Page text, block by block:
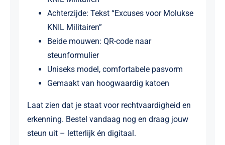
Achterzijde: Tekst “Excuses voor Molukse
KNIL Militairen”
Beide mouwen: QR-code naar
steunformulier
Uniseks model, comfortabele pasvorm
Gemaakt van hoogwaardig katoen
Laat zien dat je staat voor rechtvaardigheid en
erkenning. Bestel vandaag nog en draag jouw
steun uit – letterlijk én digitaal.